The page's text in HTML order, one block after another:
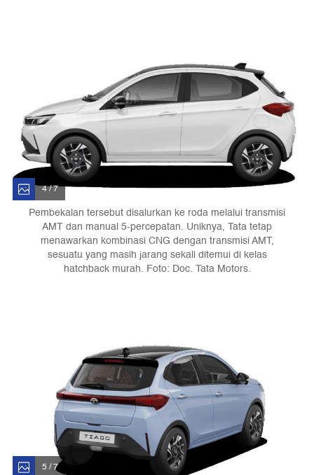
4 / 7
Pembekalan tersebut disalurkan ke roda melalui transmisi
AMT dan manual 5-percepatan. Uniknya, Tata tetap
menawarkan kombinasi CNG dengan transmisi AMT,
sesuatu yang masih jarang sekali ditemui di kelas
hatchback murah. Foto: Doc. Tata Motors.
5 / 7